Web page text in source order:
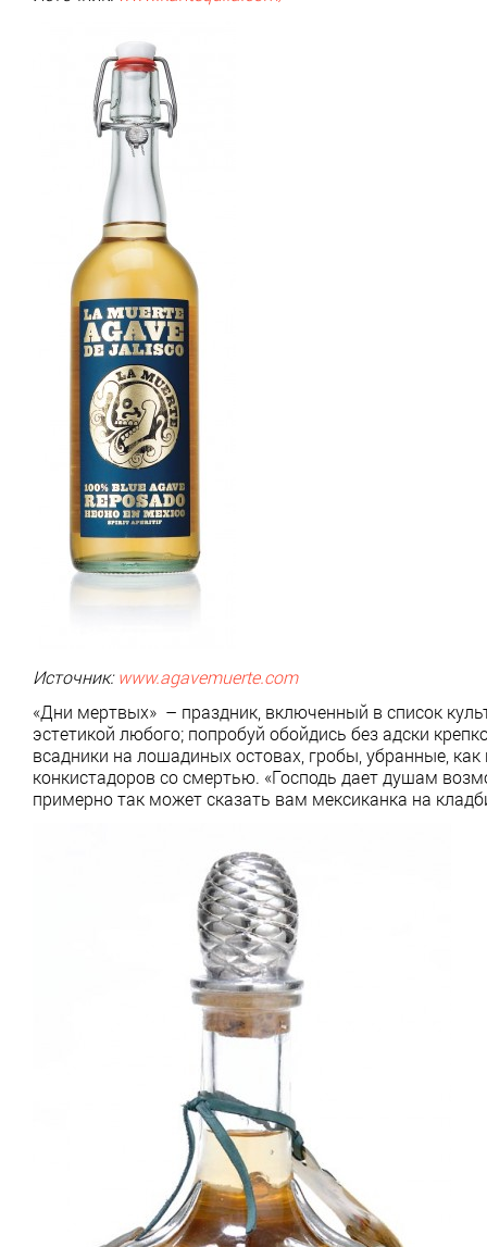
Источник:www.agavemuerte.com
«Дни мертвых» – праздник, включенный в список
эстетикой любого; попробуй обойдись без адски
всадники на лошадиных остовах, гробы, убранные,
конкистадоров со смертью. «Господь дает душам
примерно так может сказать вам мексиканка на